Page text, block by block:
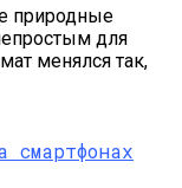
природные
для
менялся так,